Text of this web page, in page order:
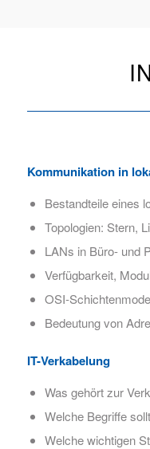
Kommunikation in
Bestandteile eines
Topologien: Stern,
LANs in Büro- und
Verfügbarkeit,
OSI-
Bedeutung von
IT-Verkabelung
Was gehört zur
Welche Begriffe
Welche wichtigen